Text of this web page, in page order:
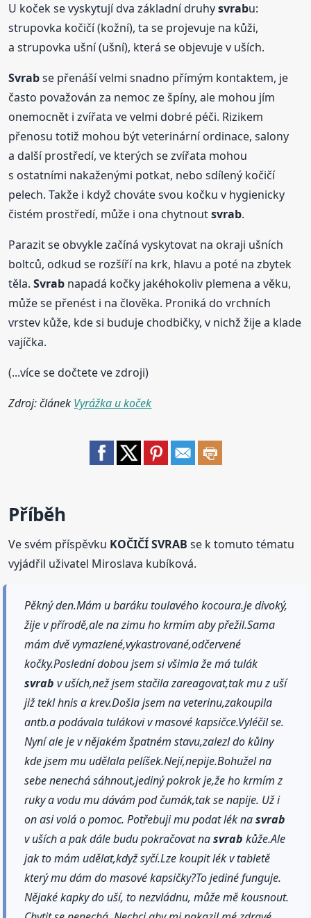
U koček se vyskytují dva základní druhysvrabu:
strupovka kočičí (kožní), ta se projevuje na kůži,
a strupovka ušní (ušní), která se objevuje v uších.
Svrabse přenáší velmi snadno přímým kontaktem, je
často považován za nemoc ze špíny, ale mohou jím
onemocnět i zvířata ve velmi dobré péči. Rizikem
přenosu totiž mohou být veterinární ordinace, salony
a další prostředí, ve kterých se zvířata mohou
s ostatními nakaženými potkat, nebo sdílený kočičí
pelech. Takže i když chováte svou kočku v hygienicky
čistém prostředí, může i ona chytnoutsvrab.
Parazit se obvykle začíná vyskytovat na okraji ušních
boltců, odkud se rozšíří na krk, hlavu a poté na zbytek
těla.Svrab napadá kočky jakéhokoliv plemena a věku,
může se přenést i na člověka. Proniká do vrchních
vrstev kůže, kde si buduje chodbičky, v nichž žije a klade
vajíčka.
(...více se dočtete ve zdroji)
Zdroj: článek Vyrážka u koček
Příběh
Ve svém příspěvku KOČIČÍ SVRAB se k tomuto tématu
vyjádřil uživatel Miroslava kubíková.
Pěkný den.Mám u baráku toulavého kocoura.Je divoký,
žije v přírodě,ale na zimu ho krmím aby přežil.Sama
mám dvě vymazlené,vykastrované,odčervené
kočky.Poslední dobou jsem si všimla že má tulák
svrab v uších,než jsem stačila zareagovat,tak mu z uší
již tekl hnis a krev.Došla jsem na veterinu,zakoupila
antb.a podávala tulákovi v masové kapsičce.Vyléčil se.
Nyní ale je v nějakém špatném stavu,zalezl do kůlny
kde jsem mu udělala pelíšek.Nejí,nepije.Bohužel na
sebe nenechá sáhnout,jediný pokrok je,že ho krmím z
ruky a vodu mu dávám pod čumák,tak se napije. Už i
on asi volá o pomoc. Potřebuji mu podat lék nasvrab
v uších a pak dále budu pokračovat nasvrab kůže.Ale
jak to mám udělat,když syčí.Lze koupit lék v tabletě
který mu dám do masové kapsičky?To jediné funguje.
Nějaké kapky do uší, to nezvládnu, může mě kousnout.